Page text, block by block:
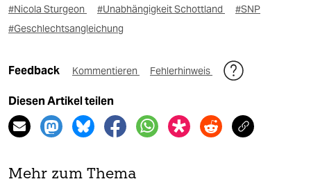
#Nicola Sturgeon #Unabhängigkeit Schottland
#SNP
#Geschlechtsangleichung
Feedback Kommentieren Fehlerhinweis
Diesen Artikel teilen
Mehr zum Thema